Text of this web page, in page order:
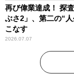
再び偉業達成！ 探
ぶさ2」、第二の“
こなす
2026.07.07